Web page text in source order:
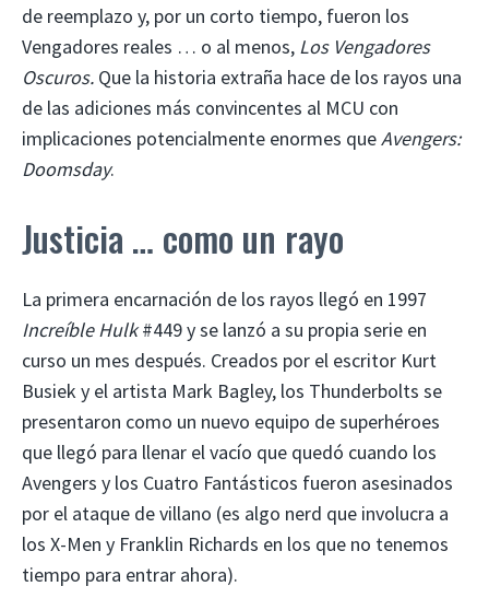
de reemplazo y, por un corto tiempo, fueron los
Vengadores reales … o al menos, Los Vengadores
Oscuros. Que la historia extraña hace de los rayos una
de las adiciones más convincentes al MCU con
implicaciones potencialmente enormes queAvengers:
Doomsday.
Justicia … como un rayo
La primera encarnación de los rayos llegó en 1997
Increíble Hulk#449 y se lanzó a su propia serie en
curso un mes después. Creados por el escritor Kurt
Busiek y el artista Mark Bagley, los Thunderbolts se
presentaron como un nuevo equipo de superhéroes
que llegó para llenar el vacío que quedó cuando los
Avengers y los Cuatro Fantásticos fueron asesinados
por el ataque de villano (es algo nerd que involucra a
los X-Men y Franklin Richards en los que no tenemos
tiempo para entrar ahora).